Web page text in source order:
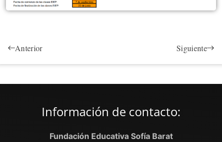
Anterior Siguiente
Información de contacto:
Fundación Educativa Sofía Barat